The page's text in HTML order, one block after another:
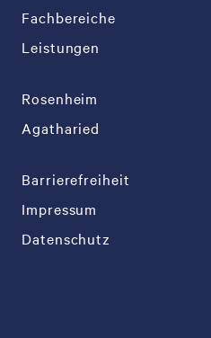
Fachbereiche
Leistungen
Rosenheim
Agatharied
Barrierefreiheit
Impressum
Datenschutz